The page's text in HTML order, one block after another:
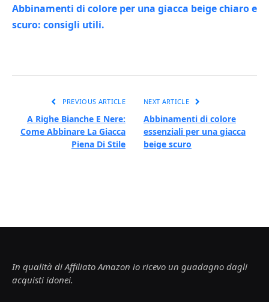
Abbinamenti di colore per una giacca beige chiaro e
scuro: consigli utili.
PREVIOUS ARTICLE
A Righe Bianche E Nere:
Come Abbinare La Giacca
Piena Di Stile
NEXT ARTICLE
Abbinamenti di colore
essenziali per una giacca
beige scuro
In qualità di Affiliato Amazon io ricevo un guadagno dagli
acquisti idonei.